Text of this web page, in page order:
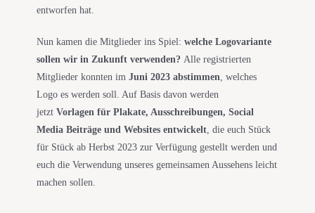
entworfen hat.
Nun kamen die Mitglieder ins Spiel:welche Logovariante
sollen wir in Zukunft verwenden?Alle registrierten
Mitglieder konnten imJuni 2023 abstimmen, welches
Logo es werden soll. Auf Basis davon werden
jetztVorlagen für Plakate, Ausschreibungen, Social
Media Beiträge und Websites entwickelt, die euch Stück
für Stück ab Herbst 2023 zur Verfügung gestellt werden und
euch die Verwendung unseres gemeinsamen Aussehens leicht
machen sollen.